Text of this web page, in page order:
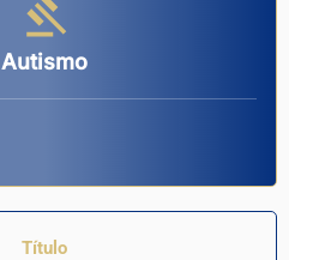
Autismo
Título